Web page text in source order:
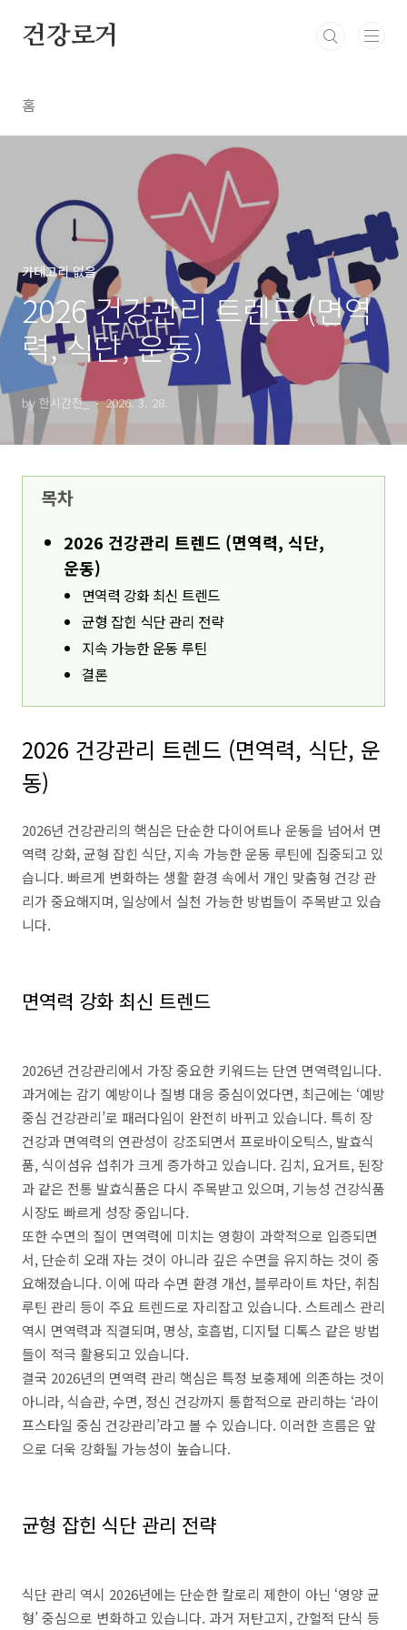
건강로거
홈
카테고리 없음
2026 건강관리 트렌드 (면역
력, 식단, 운동)
by 한시간전_ 2026. 3. 28.
목차
2026 건강관리 트렌드 (면역력, 식단,
운동)
면역력 강화 최신 트렌드
균형 잡힌 식단 관리 전략
지속 가능한 운동 루틴
결론
2026 건강관리 트렌드 (면역력, 식단, 운
동)
2026년 건강관리의 핵심은 단순한 다이어트나 운동을 넘어서 면
역력 강화, 균형 잡힌 식단, 지속 가능한 운동 루틴에 집중되고 있
습니다. 빠르게 변화하는 생활 환경 속에서 개인 맞춤형 건강 관
리가 중요해지며, 일상에서 실천 가능한 방법들이 주목받고 있습
니다.
면역력 강화 최신 트렌드
2026년 건강관리에서 가장 중요한 키워드는 단연 면역력입니다.
과거에는 감기 예방이나 질병 대응 중심이었다면, 최근에는 ‘예방
중심 건강관리’로 패러다임이 완전히 바뀌고 있습니다. 특히 장
건강과 면역력의 연관성이 강조되면서 프로바이오틱스, 발효식
품, 식이섬유 섭취가 크게 증가하고 있습니다. 김치, 요거트, 된장
과 같은 전통 발효식품은 다시 주목받고 있으며, 기능성 건강식품
시장도 빠르게 성장 중입니다.
또한 수면의 질이 면역력에 미치는 영향이 과학적으로 입증되면
서, 단순히 오래 자는 것이 아니라 깊은 수면을 유지하는 것이 중
요해졌습니다. 이에 따라 수면 환경 개선, 블루라이트 차단, 취침
루틴 관리 등이 주요 트렌드로 자리잡고 있습니다. 스트레스 관리
역시 면역력과 직결되며, 명상, 호흡법, 디지털 디톡스 같은 방법
들이 적극 활용되고 있습니다.
결국 2026년의 면역력 관리 핵심은 특정 보충제에 의존하는 것이
아니라, 식습관, 수면, 정신 건강까지 통합적으로 관리하는 ‘라이
프스타일 중심 건강관리’라고 볼 수 있습니다. 이러한 흐름은 앞
으로 더욱 강화될 가능성이 높습니다.
균형 잡힌 식단 관리 전략
식단 관리 역시 2026년에는 단순한 칼로리 제한이 아닌 ‘영양 균
형’ 중심으로 변화하고 있습니다. 과거 저탄고지, 간헐적 단식 등